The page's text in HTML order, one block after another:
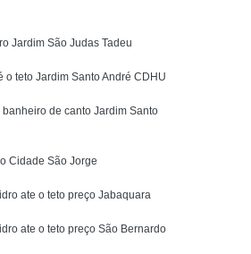
do Campo
de Vidro
de Vidro
para área Externa
do Campo
para Janela de Vidro
Jardim São Judas Tadeu
o teto Jardim Santo André CDHU
de canto Jardim Santo
Cidade São Jorge
ate o teto preço Jabaquara
ate o teto preço São Bernardo